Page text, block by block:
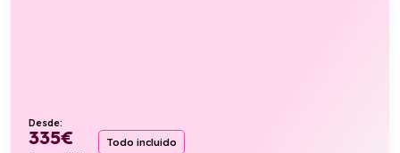
Desde:
335€ Todo incluido